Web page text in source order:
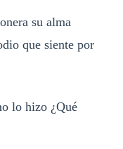
su alma
que siente por
lo hizo ¿Qué